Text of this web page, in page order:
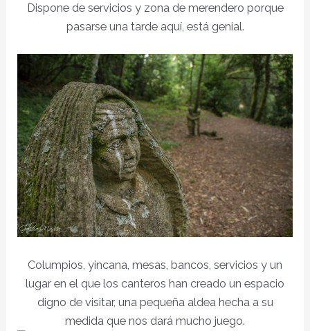
Dispone de servicios y zona de merendero porque
pasarse una tarde aquí, está genial.
Columpios, yincana, mesas, bancos, servicios y un
lugar en el que los canteros han creado un espacio
digno de visitar, una pequeña aldea hecha a su
medida que nos dará mucho juego.